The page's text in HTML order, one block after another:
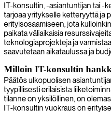
IT-konsultin, -asiantuntijan tai -
tarjoaa yritykselle ketteryyttä ja
erityisosaamiseen, jota
paikata väliaikaisia
teknologiaprojekteja ja
saavutetaan aikataulussa ja
Milloin IT-konsultin
Päätös ulkopuolisen
tyypillisesti erilaisista
tilanne on yksilöllinen, on
IT-konsultin vuokraus on